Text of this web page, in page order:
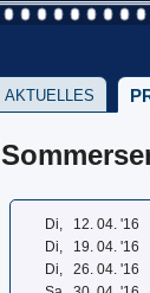
AKTUELLES
Di, 12. 04. '16
Di, 19. 04. '16
Di, 26. 04. '16